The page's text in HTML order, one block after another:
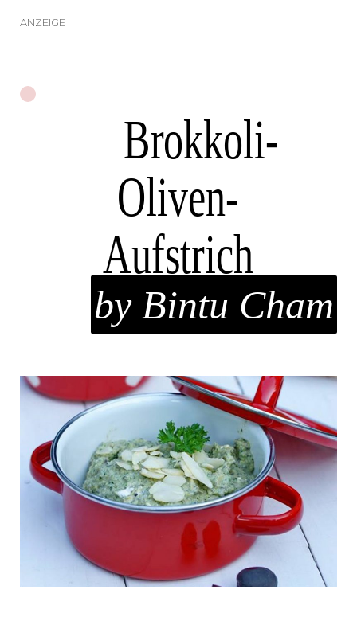
ANZEIGE
Brokkoli-
Oliven-
Aufstrich
by Bintu Cham